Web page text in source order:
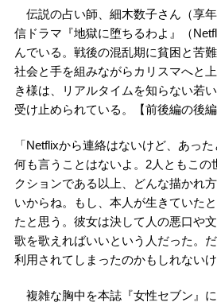
伝説の占い師、細木数子さん（享
信ドラマ『地獄に堕ちるわよ』（
んでいる。戦後の混乱期に貧困と苦
社会と手を組みながらカリスマへと
き様は、リアルタイムを知らない若
受け止められている。【前後編の後編
「Netflixから連絡はないけど、あっ
何も言うことはないよ。2人ともこの
クションである以上、どんな描かれ
いからね。もし、本人が生きていた
たと思う。彼女は決して人の悪口や
歌を歌えればいいという人だった。
利用されてしまったのかもしれないけ
複雑な胸中を本誌『女性セブン』